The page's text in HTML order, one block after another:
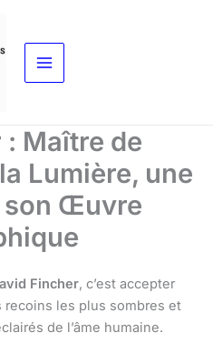
Maître de
Lumière, une
son Œuvre
Fincher, c’est accepter
les plus sombres et
de l’âme humaine.